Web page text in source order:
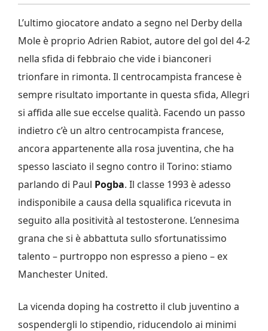
L’ultimo giocatore andato a segno nel Derby della
Mole è proprio Adrien Rabiot, autore del gol del 4-2
nella sfida di febbraio che vide i bianconeri
trionfare in rimonta. Il centrocampista francese è
sempre risultato importante in questa sfida, Allegri
si affida alle sue eccelse qualità. Facendo un passo
indietro c’è un altro centrocampista francese,
ancora appartenente alla rosa juventina, che ha
spesso lasciato il segno contro il Torino: stiamo
parlando di Paul Pogba. Il classe 1993 è adesso
indisponibile a causa della squalifica ricevuta in
seguito alla positività al testosterone. L’ennesima
grana che si è abbattuta sullo sfortunatissimo
talento – purtroppo non espresso a pieno – ex
Manchester United.
La vicenda doping ha costretto il club juventino a
sospendergli lo stipendio, riducendolo ai minimi